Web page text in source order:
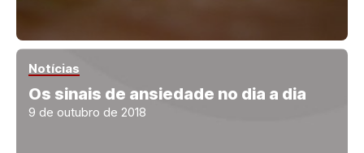
Notícias
Os sinais de ansiedade no dia a dia
9 de outubro de 2018